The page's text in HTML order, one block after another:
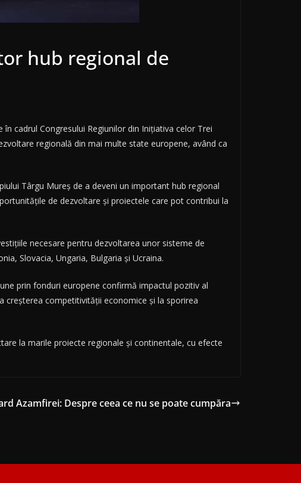
hub regional de
cadrul Congresului Regiunilor din Inițiativa celor Trei
regională din mai multe state europene, având ca
Târgu Mureș de a deveni un important hub regional
de dezvoltare și proiectele care pot contribui la
necesare pentru dezvoltarea unor sisteme de
Slovacia, Ungaria, Bulgaria și Ucraina.
prin fonduri europene confirmă impactul pozitiv al
creșterea competitivității economice și la sporirea
la marile proiecte regionale și continentale, cu efecte
Azamfirei: Despre ceea ce nu se poate cumpăra